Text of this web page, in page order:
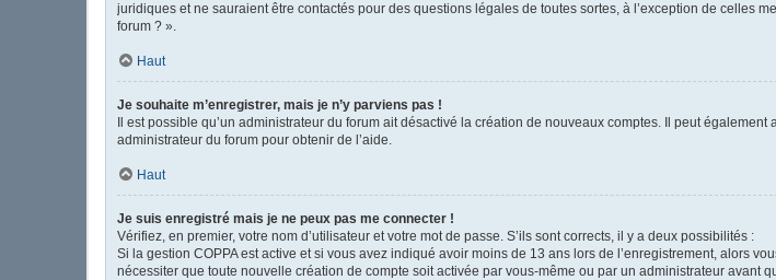
juridiques et ne sauraient être contactés pour des questions légales de toutes sortes, à l’exception de celles
forum ? ».
Haut
Je souhaite m’enregistrer, mais je n’y parviens pas !
Il est possible qu’un administrateur du forum ait désactivé la création de nouveaux comptes. Il peut
administrateur du forum pour obtenir de l’aide.
Haut
Je suis enregistré mais je ne peux pas me connecter !
Vérifiez, en premier, votre nom d’utilisateur et votre mot de passe. S’ils sont corrects, il y a deux possibilités :
Si la gestion COPPA est active et si vous avez indiqué avoir moins de 13 ans lors de l’enregistrement, alors
nécessiter que toute nouvelle création de compte soit activée par vous-même ou par un administrateur avant